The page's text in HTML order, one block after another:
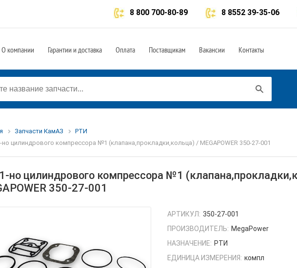
8 8552 39-35-06
8 800 700-80-89
О компании Гарантии и доставка Оплата Поставщикам Вакансии Контакты
Запчасти КамАЗ
РТИ
но цилиндрового компрессора №1 (клапана,прокладки,кольца) / MEGAPOWER 350-27-001
но цилиндрового компрессора №1
350-27-001
АРТИКУЛ: 350-27-001
ПРОИЗВОДИТЕЛЬ: MegaPower
НАЗНАЧЕНИЕ: РТИ
ЕДИНИЦА ИЗМЕРЕНИЯ: компл